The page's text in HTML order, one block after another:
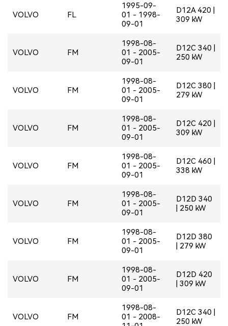
VOLVO FL
1995-09-
01 - 1998-
09-01
D12A 420 |
309 kW
VOLVO FM
1998-08-
01 - 2005-
09-01
D12C 340 |
250 kW
VOLVO FM
1998-08-
01 - 2005-
09-01
D12C 380 |
279 kW
VOLVO FM
1998-08-
01 - 2005-
09-01
D12C 420 |
309 kW
VOLVO FM
1998-08-
01 - 2005-
09-01
D12C 460 |
338 kW
VOLVO FM
1998-08-
01 - 2005-
09-01
D12D 340
| 250 kW
VOLVO FM
1998-08-
01 - 2005-
09-01
D12D 380
| 279 kW
VOLVO FM
1998-08-
01 - 2005-
09-01
D12D 420
| 309 kW
VOLVO FM
1998-08-
01 - 2008-
D12C 340 |
250 kW